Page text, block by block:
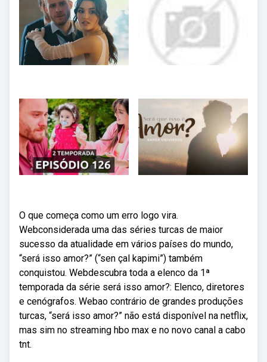
O que começa como um erro logo vira.
Webconsiderada uma das séries turcas de maior
sucesso da atualidade em vários países do mundo,
“será isso amor?” (“sen çal kapimi”) também
conquistou. Webdescubra toda a elenco da 1ª
temporada da série será isso amor?: Elenco, diretores
e cenógrafos. Webao contrário de grandes produções
turcas, “será isso amor?” não está disponível na netflix,
mas sim no streaming hbo max e no novo canal a cabo
tnt.